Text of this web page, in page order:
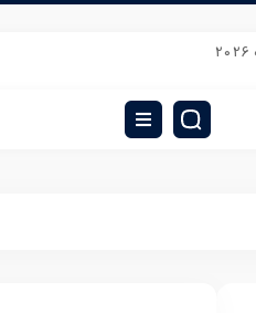
قیمت همکاری تشک یک نفره ویژه عمده فروشان